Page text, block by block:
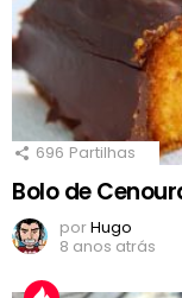
696 Partilhas
Bolo de
porHugo
8 anos atrás